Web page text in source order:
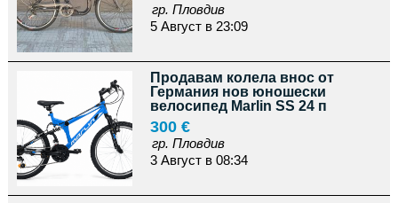
гр. Пловдив
5 Август в 23:09
Продавам колела внос от
Германия нов юношески
велосипед Marlin SS 24 п
300 €
гр. Пловдив
3 Август в 08:34